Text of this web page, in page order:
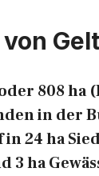
808
in der
24 ha
3 ha